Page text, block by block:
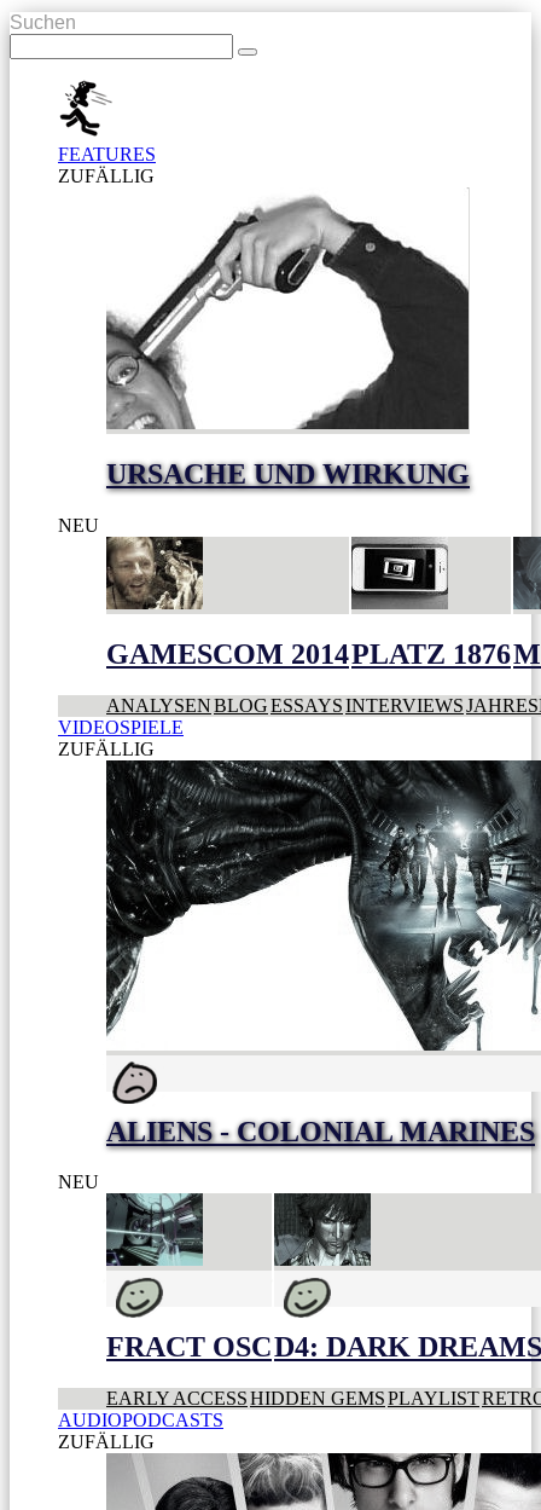
Suchen
FEATURES
ZUFÄLLIG
URSACHE UND WIRKUNG
NEU
GAMESCOM 2014PLATZ 1876
ANALYSENBLOGESSAYSINTERVIEWS
VIDEOSPIELE
ZUFÄLLIG
ALIENS - COLONIAL MARINES
NEU
FRACT OSCD4: DARK
EARLY ACCESSHIDDEN GEMSPLAYLIST
AUDIOPODCASTS
ZUFÄLLIG